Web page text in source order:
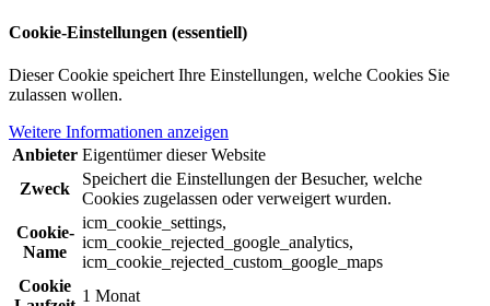
Cookie-Einstellungen (essentiell)
Dieser Cookie speichert Ihre Einstellungen, welche Cookies Sie
zulassen wollen.
Weitere Informationen anzeigen
Anbieter Eigentümer dieser Website
Zweck
Speichert die Einstellungen der Besucher, welche
Cookies zugelassen oder verweigert wurden.
Cookie-
Name
icm_cookie_settings,
icm_cookie_rejected_google_analytics,
icm_cookie_rejected_custom_google_maps
Cookie
1 Monat